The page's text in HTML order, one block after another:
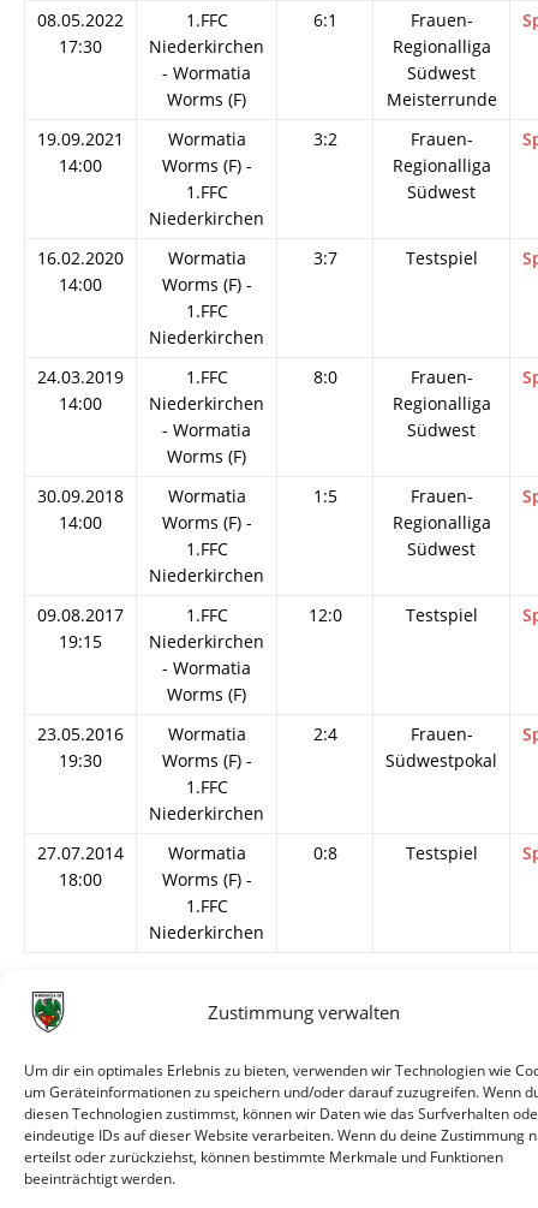
Zustimmung verwalten
Um dir ein optimales Erlebnis zu bieten, verwenden wir Technologien wie
um Geräteinformationen zu speichern und/oder darauf zuzugreifen. Wenn
diesen Technologien zustimmst, können wir Daten wie das Surfverhalten
eindeutige IDs auf dieser Website verarbeiten. Wenn du deine Zustimmung
erteilst oder zurückziehst, können bestimmte Merkmale und Funktionen
beeinträchtigt werden.
08.05.2022
17:30
1.FFC
Niederkirchen
- Wormatia
Worms (F)
6:1
Frauen-
Regionalliga
Südwest
Meisterrunde
19.09.2021
14:00
Wormatia
Worms (F) -
1.FFC
Niederkirchen
3:2
Frauen-
Regionalliga
Südwest
16.02.2020
14:00
Wormatia
Worms (F) -
1.FFC
Niederkirchen
3:7 Testspiel
24.03.2019
14:00
1.FFC
Niederkirchen
- Wormatia
Worms (F)
8:0
Frauen-
Regionalliga
Südwest
30.09.2018
14:00
Wormatia
Worms (F) -
1.FFC
Niederkirchen
1:5
Frauen-
Regionalliga
Südwest
09.08.2017
19:15
1.FFC
Niederkirchen
- Wormatia
Worms (F)
12:0 Testspiel
23.05.2016
19:30
Wormatia
Worms (F) -
1.FFC
Niederkirchen
2:4
Frauen-
Südwestpokal
27.07.2014
18:00
Wormatia
Worms (F) -
1.FFC
Niederkirchen
0:8 Testspiel
© VfR Wormatia Worms